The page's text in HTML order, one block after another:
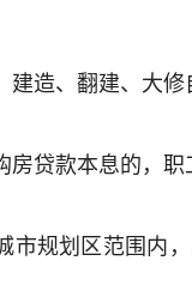
建造、翻建、大修
房贷款本息的，职
市规划区范围内